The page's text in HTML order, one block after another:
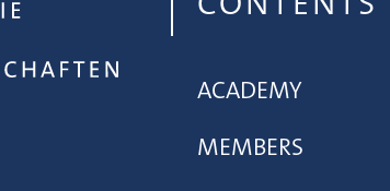
ACADEMY
MEMBERS